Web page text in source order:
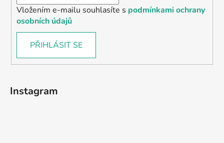
Vložením e-mailu souhlasíte s podmínkami ochrany
osobních údajů
PŘIHLÁSIT SE
Instagram